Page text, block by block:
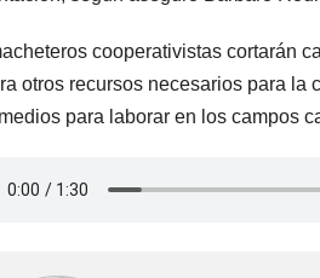
cooperativistas cortarán
otros recursos necesarios para la
para laborar en los campos